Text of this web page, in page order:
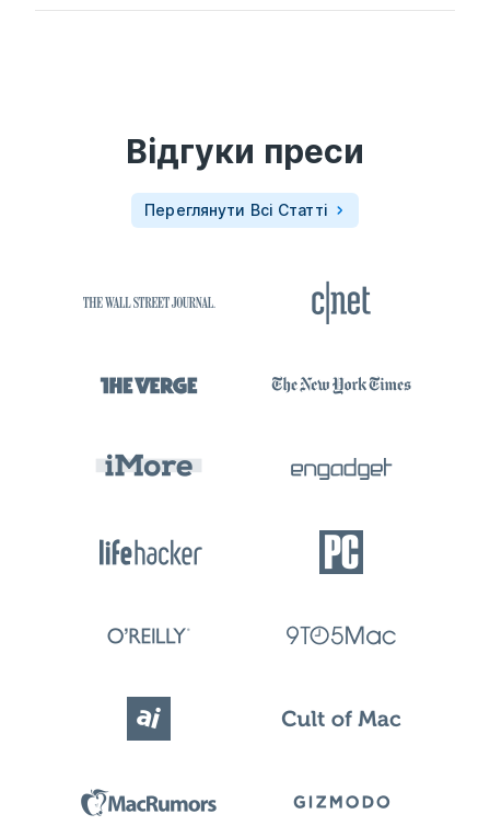
Відгуки преси
Переглянути Всі Статті